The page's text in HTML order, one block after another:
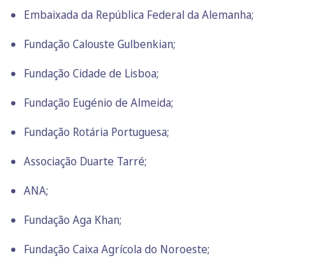
Embaixada da República Federal da Alemanha;
Fundação Calouste Gulbenkian;
Fundação Cidade de Lisboa;
Fundação Eugénio de Almeida;
Fundação Rotária Portuguesa;
Associação Duarte Tarré;
ANA;
Fundação Aga Khan;
Fundação Caixa Agrícola do Noroeste;